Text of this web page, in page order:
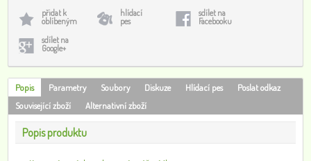
přidat k
oblíbeným
hlídací
pes
sdílet na
Facebooku
sdílet na
Google+
Popis Parametry Soubory Diskuze Hlídací pes
Poslat odkaz
Související zboží
Alternativní zboží
Popis produktu